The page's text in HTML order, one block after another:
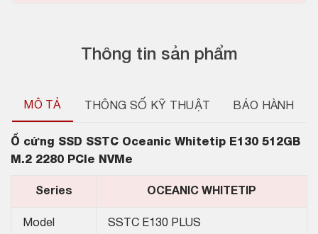
Thông tin sản phẩm
MÔ TẢ THÔNG SỐ KỸ THUẬT BẢO HÀNH
Ổ cứng SSD SSTC Oceanic Whitetip E130 512GB
M.2 2280 PCIe NVMe
Series OCEANIC WHITETIP
Model SSTC E130 PLUS